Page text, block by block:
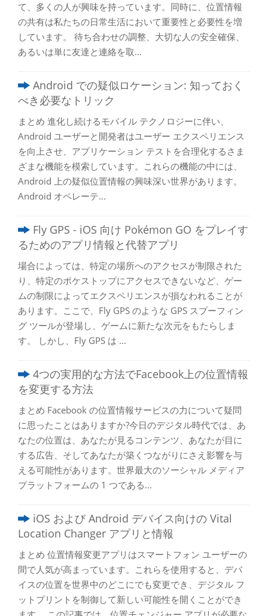
て、多くの人が興味を持っています。同時に、位置情報
の共有は私たちの日常生活において重要性と必要性​​を増
しています。 待ち合わせの調整、大切な人の安全確保、
あるいは単に友達と連絡を取...
Android での疑似ロケーション: 知っておく
べき必要なトリック
まとめ 進化し続けるモバイル テクノロジーに伴い、
Android ユーザーと開発者はユーザー エクスペリエンス
を向上させ、アプリケーション テストを合理化するさま
ざまな機能を模索しています。これらの機能の中には、
Android 上の疑似位置情報の興味深い世界があります。
Android オペレーテ...
Fly GPS - iOS 向け Pokémon GO をプレイす
るためのアプリ情報と代替アプリ
場合によっては、特定の場所へのアクセスが制限された
り、特定のポケストップにアクセスできないなど、ゲー
ムの制限によってエクスペリエンスが損なわれることが
あります。ここで、Fly GPS のような GPS スプーフィン
グ ツールが登場し、ゲームに新たな次元をもたらしま
す。 しかし、Fly GPS は ...
4つの実用的な方法でFacebook上の位置情報
を変更する方法
まとめ Facebook の位置情報サービスの力について疑問
に思ったことはありますか?今日のデジタル時代では、あ
なたの位置は、あなたが見るコンテンツ、あなたが目に
する広告、そしてあなたが築くつながりにさえ影響を与
える可能性があります。世界最大のソーシャル メディア
プラットフォームの 1 つである...
iOS および Android デバイス向けの Vital
Location Changer アプリと情報
まとめ 位置情報変更アプリはスマートフォン ユーザーの
間で人気が高まっています。これらを使用すると、デバ
イスの位置を世界中のどこにでも変更でき、デジタル フ
ットプリントを制御して新しい可能性を開くことができ